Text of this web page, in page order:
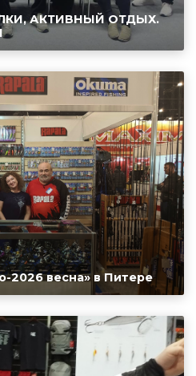
АКТИВНЫЙ ОТДЫХ.
2026 весна» в Питере